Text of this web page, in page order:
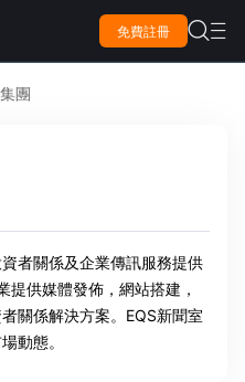
免費註冊  
團
者關係及企業傳訊服務提供
供媒體發佈，網站搭建，
關係解決方案。EQS新聞室
動態。